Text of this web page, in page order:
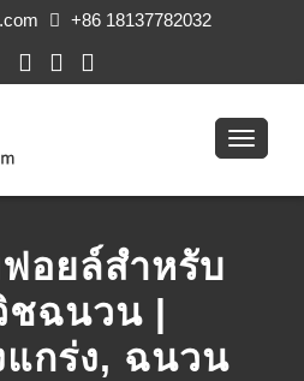
+86 18137782032
อยล์สำหรับ
ชฉนวน |
กร่ง, ฉนวน